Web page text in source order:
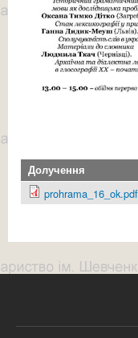
Долучення
prohrama_16_ok.pdf